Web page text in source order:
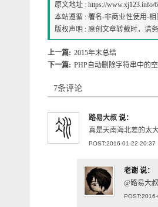
原文地址 :https://www.xj123.info/
本站遵循 :署名-非商业性使用-相
版权声明 : 原创文章转载时，请
上一篇: 2015年末总结
下一篇: PHP自动删除字符串中的
7条评论
路易大叔 说：
真是天南海北差的太
POST:2016-01-22 20:37
老谢 说：
@路易大